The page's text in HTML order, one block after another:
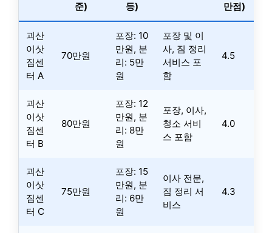
준)
등)
만점)
괴산
이삿
짐센
터 A
70만원
포장: 10
만원, 분
리: 5만
원
포장 및 이
사, 짐 정리
서비스 포
함
4.5
괴산
이삿
짐센
터 B
80만원
포장: 12
만원, 분
리: 8만
원
포장, 이사,
청소 서비
스 포함
4.0
괴산
이삿
짐센
터 C
75만원
포장: 15
만원, 분
리: 6만
원
이사 전문,
짐 정리 서
비스
4.3